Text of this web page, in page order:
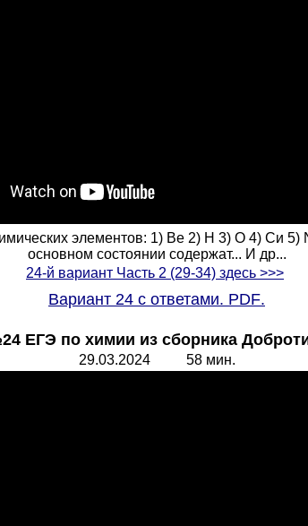
элементов: 1) Be 2) Н 3) О 4) Си 5)
основном состоянии содержат... И др...
24-й вариант Часть 2 (29-34) здесь >>>
Вариант 24 с ответами. PDF.
ЕГЭ по химии из сборника
29.03.2024 58 мин.